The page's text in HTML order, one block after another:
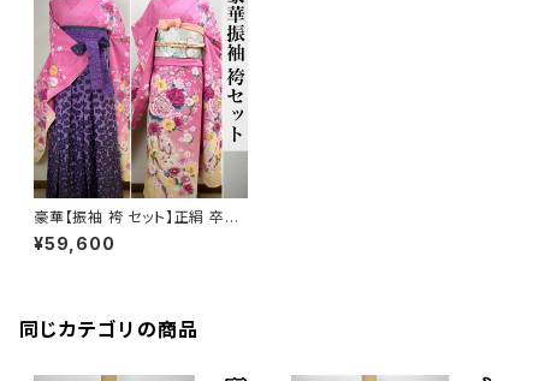
豪華【振袖 袴 セット】正絹 卒業
式 成人式 振袖セット q866
¥59,600
同じカテゴリの商品